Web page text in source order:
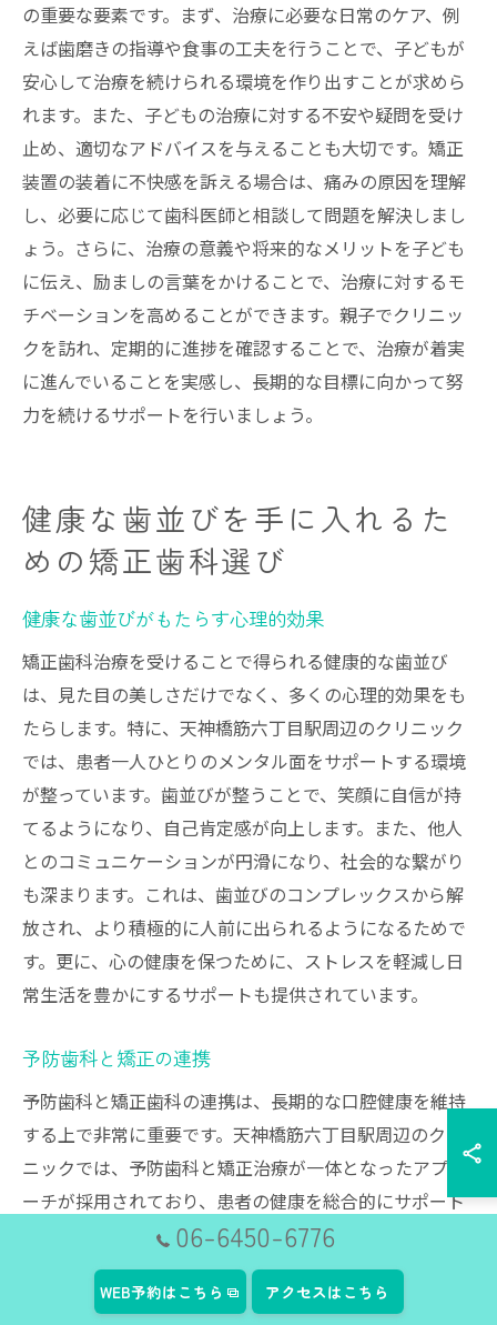
の重要な要素です。まず、治療に必要な日常のケア、例
えば歯磨きの指導や食事の工夫を行うことで、子どもが
安心して治療を続けられる環境を作り出すことが求めら
れます。また、子どもの治療に対する不安や疑問を受け
止め、適切なアドバイスを与えることも大切です。矯正
装置の装着に不快感を訴える場合は、痛みの原因を理解
し、必要に応じて歯科医師と相談して問題を解決しまし
ょう。さらに、治療の意義や将来的なメリットを子ども
に伝え、励ましの言葉をかけることで、治療に対するモ
チベーションを高めることができます。親子でクリニッ
クを訪れ、定期的に進捗を確認することで、治療が着実
に進んでいることを実感し、長期的な目標に向かって努
力を続けるサポートを行いましょう。
健康な歯並びを手に入れるた
めの矯正歯科選び
健康な歯並びがもたらす心理的効果
矯正歯科治療を受けることで得られる健康的な歯並び
は、見た目の美しさだけでなく、多くの心理的効果をも
たらします。特に、天神橋筋六丁目駅周辺のクリニック
では、患者一人ひとりのメンタル面をサポートする環境
が整っています。歯並びが整うことで、笑顔に自信が持
てるようになり、自己肯定感が向上します。また、他人
とのコミュニケーションが円滑になり、社会的な繋がり
も深まります。これは、歯並びのコンプレックスから解
放され、より積極的に人前に出られるようになるためで
す。更に、心の健康を保つために、ストレスを軽減し日
常生活を豊かにするサポートも提供されています。
予防歯科と矯正の連携
予防歯科と矯正歯科の連携は、長期的な口腔健康を維持
する上で非常に重要です。天神橋筋六丁目駅周辺のクリ
ニックでは、予防歯科と矯正治療が一体となったアプロ
ーチが採用されており、患者の健康を総合的にサポート
しています。例えば、矯正治療を始める前にしっかりと
歯の健康状態を確認し、虫歯や歯周病の予防を進めるこ
とで、治療の効果を最大限に引き出すことが可能です。
06-6450-6776
WEB予約はこちら アクセスはこちら